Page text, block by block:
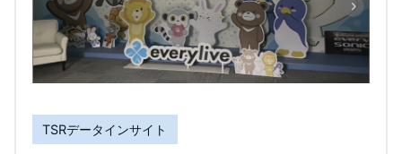
TSRデータインサイト